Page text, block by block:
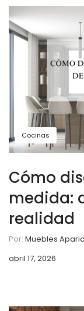
Cocinas
Cómo
medida:
realidad
Por: Muebles
abril 17, 2026